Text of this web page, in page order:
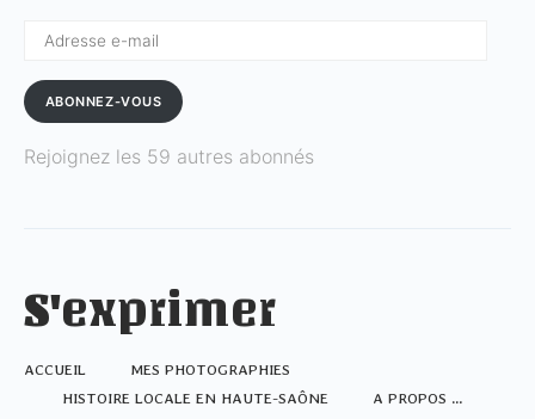
ABONNEZ-VOUS
Rejoignez les 59 autres abonnés
S'exprimer
ACCUEIL
MES PHOTOGRAPHIES
HISTOIRE LOCALE EN HAUTE-SAÔNE
A PROPOS …